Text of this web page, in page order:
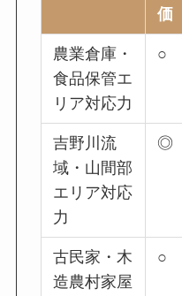
価
農業倉庫・
食品保管エ
リア対応力
○
吉野川流
域・山間部
エリア対応
力
◎
古民家・木
造農村家屋
○